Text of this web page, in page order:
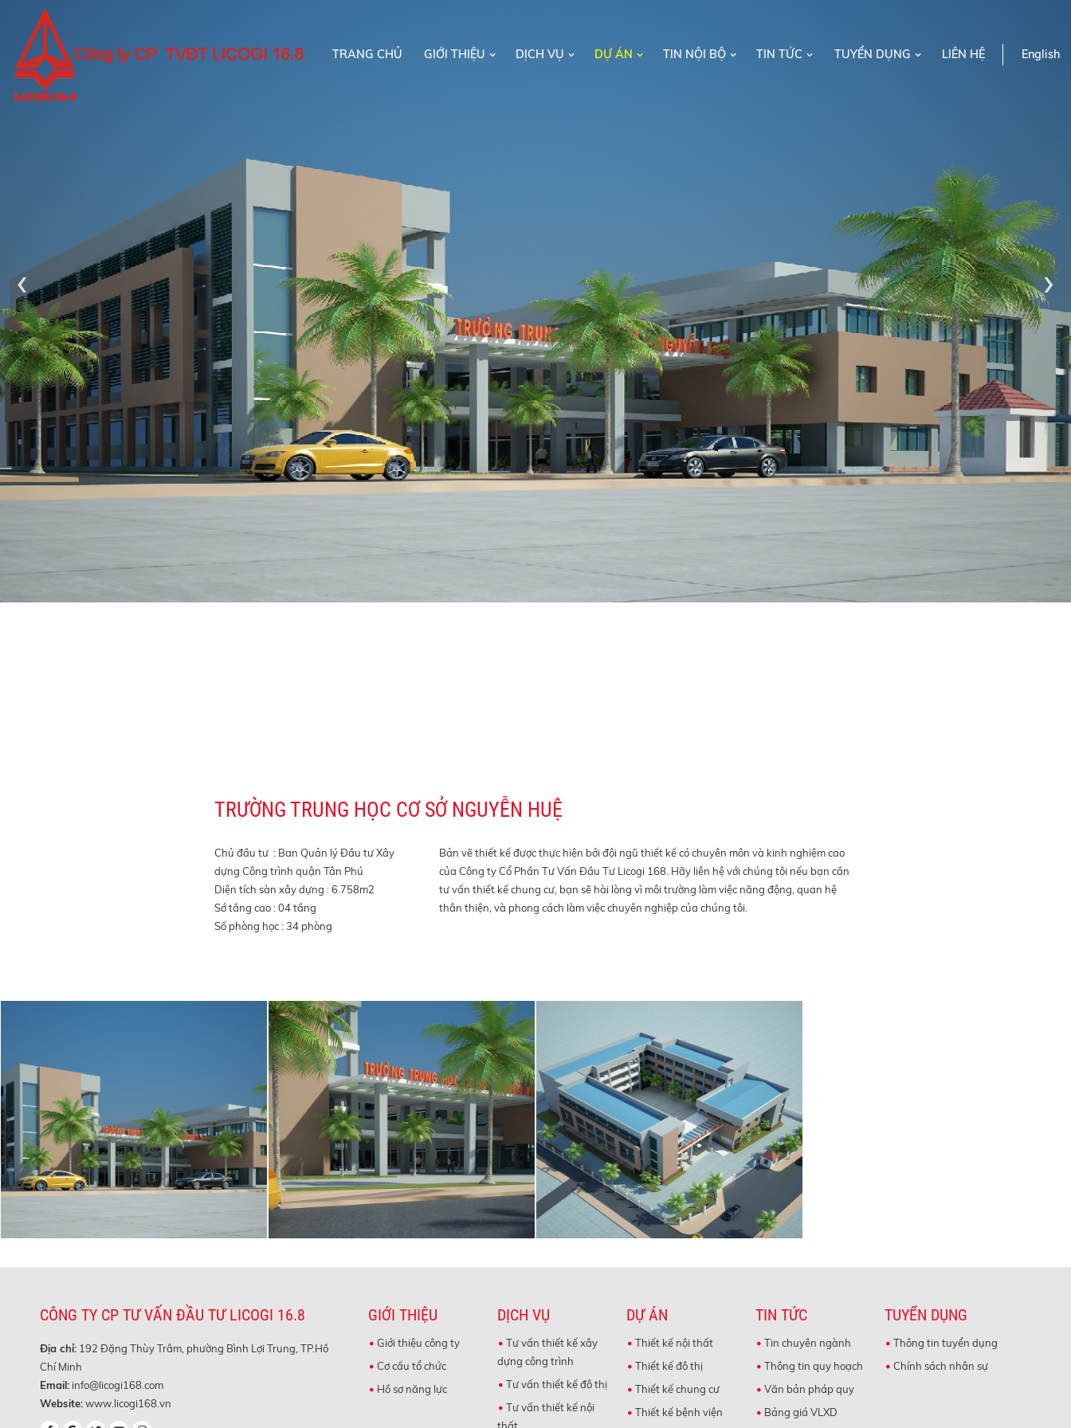
TRANG CHỦ GIỚI THIỆU DỊCH VỤ DỰ ÁN TIN NỘI BỘ TIN TỨC TUYỂN DỤNG LIÊN HỆ English
‹ ›
TRƯỜNG TRUNG HỌC CƠ SỞ NGUYỄN HUỆ
Chủ đầu tư : Ban Quản lý Đầu tư Xây
dựng Công trình quận Tân Phú
Diện tích sàn xây dựng : 6.758m2
Sớ tầng cao : 04 tầng
Số phòng học : 34 phòng
Bản vẽ thiết kế được thực hiện bởi đội ngũ thiết kế có chuyên môn và kinh nghiệm cao
của Công ty Cổ Phần Tư Vấn Đầu Tư Licogi 168. Hãy liên hệ với chúng tôi nếu bạn cần
tư vấn thiết kế chung cư, bạn sẽ hài lòng vì môi trường làm việc năng động, quan hệ
thân thiện, và phong cách làm việc chuyên nghiệp của chúng tôi.
CÔNG TY CP TƯ VẤN ĐẦU TƯ LICOGI 16.8
Địa chỉ: 192 Đặng Thùy Trâm, phường Bình Lợi Trung, TP.Hồ
Chí Minh
Email: info@licogi168.com
Website:www.licogi168.vn
GIỚI THIỆU
Giới thiệu công ty
Cơ cấu tổ chức
Hồ sơ năng lực
DỊCH VỤ
Tư vấn thiết kế xây
dựng công trình
Tư vấn thiết kế đô thị
Tư vấn thiết kế nội
DỰ ÁN
Thiết kế nội thất
Thiết kế đô thị
Thiết kế chung cư
Thiết kế bệnh viện
TIN TỨC
Tin chuyên ngành
Thông tin quy hoạch
Văn bản pháp quy
Bảng giá VLXD
TUYỂN DỤNG
Thông tin tuyển dụng
Chính sách nhân sự